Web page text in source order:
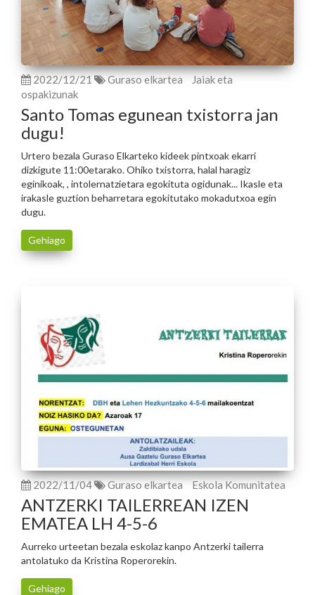
2022/12/21 Guraso elkartea
Jaiak eta
ospakizunak
Santo Tomas egunean txistorra jan
dugu!
Urtero bezala Guraso Elkarteko kideek pintxoak ekarri
dizkigute 11:00etarako. Ohiko txistorra, halal haragiz
eginikoak, , intolernatzietara egokituta ogidunak... Ikasle eta
irakasle guztion beharretara egokitutako mokadutxoa egin
dugu.
Gehiago
2022/11/04 Guraso elkartea Eskola Komunitatea
ANTZERKI TAILERREAN IZEN
EMATEA LH 4-5-6
Aurreko urteetan bezala eskolaz kanpo Antzerki tailerra
antolatuko da Kristina Roperorekin.
Gehiago